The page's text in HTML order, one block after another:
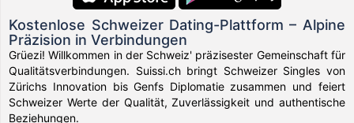
Kostenlose Schweizer Dating-Plattform – Alpine
Präzision in Verbindungen
Grüezi! Willkommen in der Schweiz' präzisester Gemeinschaft für
Qualitätsverbindungen. Suissi.ch bringt Schweizer Singles von
Zürichs Innovation bis Genfs Diplomatie zusammen und feiert
Schweizer Werte der Qualität, Zuverlässigkeit und authentische
Beziehungen.